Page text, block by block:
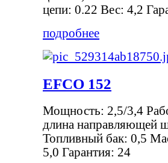
цепи: 0.22 Вес: 4,2
подробнее
EFCO 152
Мощность: 2,5/3,4
длина направляющей
Топливный бак: 0,5
5,0 Гарантия: 24